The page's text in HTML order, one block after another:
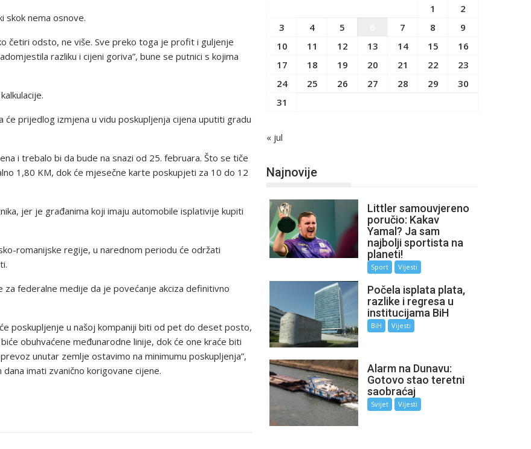
skok nema osnove.
četiri odsto, ne više. Sve preko toga je profit i guljenje
razliku i cijeni goriva”, bune se putnici s kojima
će prijedlog izmjena u vidu poskupljenja cijena uputiti gradu
i trebalo bi da bude na snazi od 25. februara. Što se tiče
1,80 KM, dok će mjesečne karte poskupjeti za 10 do 12
jer je građanima koji imaju automobile isplativije kupiti
romanijske regije, u narednom periodu će održati
za federalne medije da je povećanje akciza definitivno
poskupljenje u našoj kompaniji biti od pet do deset posto,
obuhvaćene međunarodne linije, dok će one kraće biti
unutar zemlje ostavimo na minimumu poskupljenja”,
imati zvanično korigovane cijene.
1
2
3
4 5 7 8
9
10
11 12 13 14 15
16
17
18 19 20 21 22
23
24
25 26 27 28 29
30
31
« jul
Najnovije
Littler samouvjereno
poručio: Kakav
Yamal? Ja sam
najbolji sportista na
planeti!
Sport Vijesti
Počela isplata plata,
razlike i regresa u
institucijama BiH
BiH Vijesti
Alarm na Dunavu:
Gotovo stao teretni
saobraćaj
Svijet Vijesti